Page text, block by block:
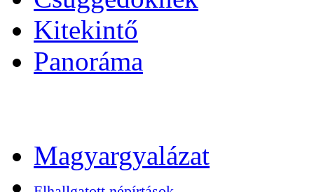
Kitekintő
Panoráma
Magyargyalázat